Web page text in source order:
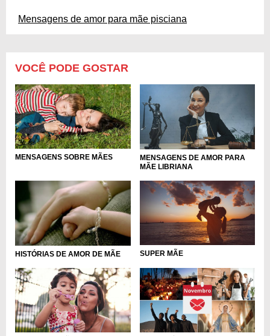
Mensagens de amor para mãe pisciana
VOCÊ PODE GOSTAR
MENSAGENS SOBRE MÃES
MENSAGENS DE AMOR PARA
MÃE LIBRIANA
HISTÓRIAS DE AMOR DE MÃE SUPER MÃE